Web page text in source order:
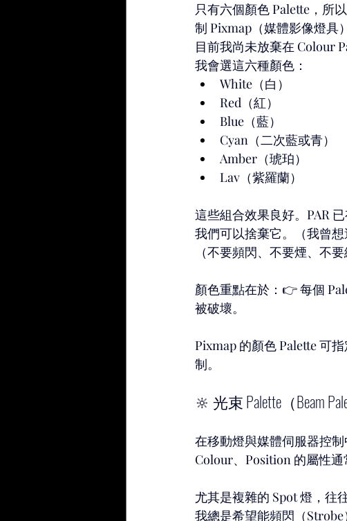
只有六個顏色 Palette，所
制 Pixmap（媒體影像燈具）
目前我尚未放棄在 Colour
我會選這六種顏色：
White（白）
Red（紅）
Blue（藍）
Cyan（二次藍或青）
Amber（琥珀）
Lav（紫羅蘭）
這些組合效果良好。PAR
我們可以捨棄它。（我曾
（不要頻閃、不要煙、不
顏色重點在於：👉 每個
被破壞。
Pixmap 的顏色 Palette 可
制。
🔆 光束 Palette（Beam
在移動燈與媒體伺服器控
Colour、Position 的屬性通
尤其是複雜的 Spot 燈，往
我總是希望能頻閃（